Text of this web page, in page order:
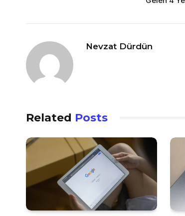
Nevzat Dürdün
Related Posts